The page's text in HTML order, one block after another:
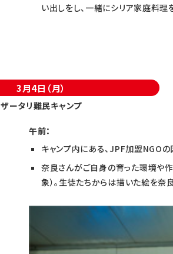
い出しをし、一緒にシリア家庭料理
3月4日（月）
ザータリ難民キャンプ
午前：
キャンプ内にある、JPF加盟NGO
奈良さんがご自身の育った環境や
象）。生徒たちからは描いた絵を奈